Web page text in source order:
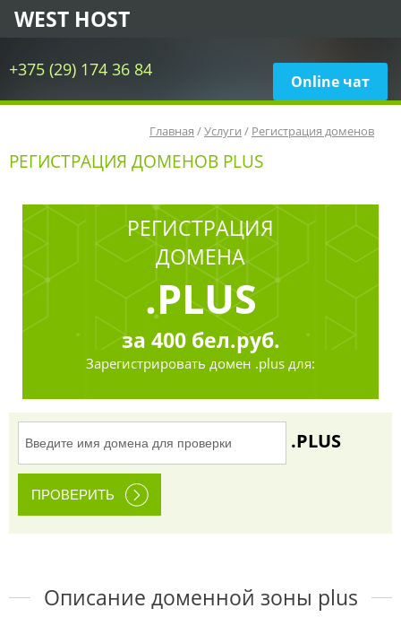
+375 (29) 174 36 84
Online чат
WEST HOST
Главная /Услуги / Регистрация доменов
РЕГИСТРАЦИЯ ДОМЕНОВ PLUS
РЕГИСТРАЦИЯ
ДОМЕНА
.PLUS
за 400бел.руб.
Зарегистрировать домен .plus для:
.PLUS
Описание доменной зоны plus